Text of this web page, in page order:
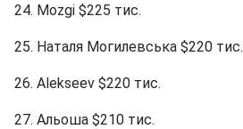
24. Mozgi $225 тис.
25. Наталя Могилевська $220 тис.
26. Alekseev $220 тис.
27. Альоша $210 тис.